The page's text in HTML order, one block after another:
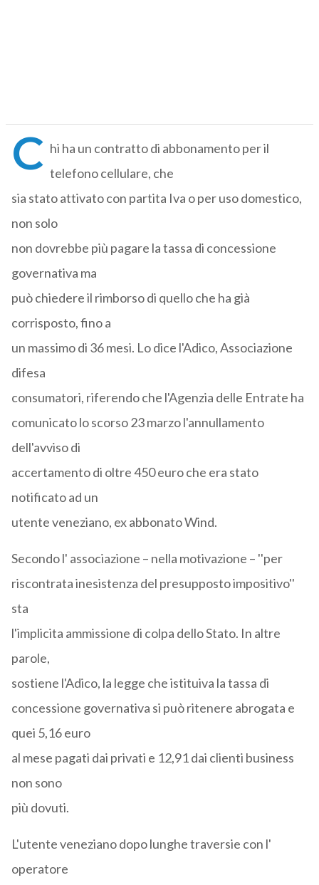
C hi ha un contratto di abbonamento per il
telefono cellulare, che
sia stato attivato con partita Iva o per uso domestico,
non solo
non dovrebbe più pagare la tassa di concessione
governativa ma
può chiedere il rimborso di quello che ha già
corrisposto, fino a
un massimo di 36 mesi. Lo dice l'Adico, Associazione
difesa
consumatori, riferendo che l'Agenzia delle Entrate ha
comunicato lo scorso 23 marzo l'annullamento
dell'avviso di
accertamento di oltre 450 euro che era stato
notificato ad un
utente veneziano, ex abbonato Wind.
Secondo l' associazione – nella motivazione – ''per
riscontrata inesistenza del presupposto impositivo''
sta
l'implicita ammissione di colpa dello Stato. In altre
parole,
sostiene l'Adico, la legge che istituiva la tassa di
concessione governativa si può ritenere abrogata e
quei 5,16 euro
al mese pagati dai privati e 12,91 dai clienti business
non sono
più dovuti.
L'utente veneziano dopo lunghe traversie con l'
operatore